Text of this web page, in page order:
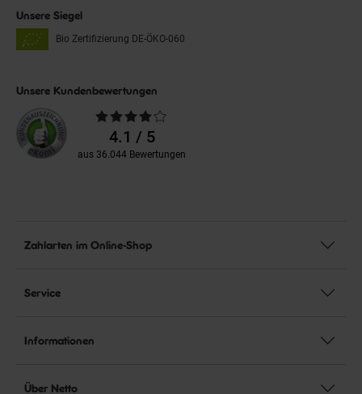
Unsere Siegel
Bio Zertifizierung DE-ÖKO-060
Unsere Kundenbewertungen
Durchschnittliche
Bewertungen4.1 / 5
aus 36.044 Bewertungen
Zahlarten im Online-Shop
Service
Informationen
Über Netto